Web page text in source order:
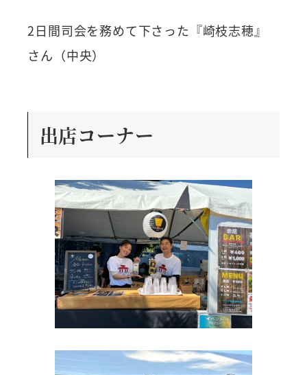
2日間司会を務めて下さった『崎枝志穂』
さん（中央）
出店コーナー